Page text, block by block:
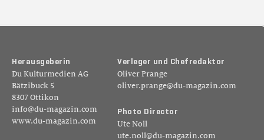
H er au sg eb er in
Du Kulturmedien AG
Bätzibuck 5
8307 Ottikon
info@du-magazin.com
www.du-magazin.com
Ver leger un d Ch ef reda kt or
Oliver Prange
oliver.prange@du-magazin.com
Pho to D ir ecto r
Ute Noll
ute.noll@du-magazin.com